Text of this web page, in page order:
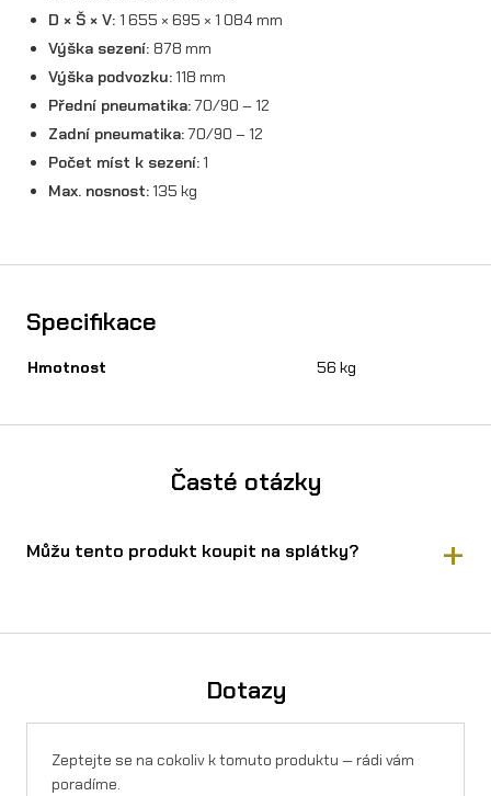
D × Š × V: 1 655 × 695 × 1 084 mm
Výška sezení: 878 mm
Výška podvozku: 118 mm
Přední pneumatika:70/90 – 12
Zadní pneumatika:70/90 – 12
Počet míst k sezení: 1
Max. nosnost: 135 kg
Specifikace
Hmotnost 56 kg
Časté otázky
Můžu tento produkt koupit na splátky?
Dotazy
Zeptejte se na cokoliv k tomuto produktu — rádi vám
poradíme.